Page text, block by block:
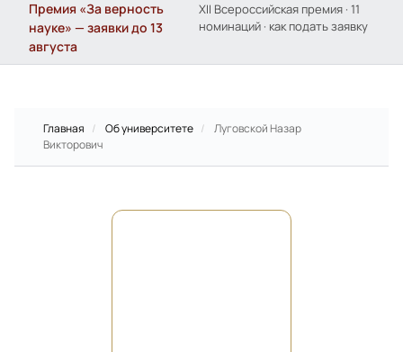
Премия «За верность
науке» — заявки до 13
августа
XII Всероссийская премия · 11
номинаций · как подать заявку
Главная / Об университете /
Луговской Назар
Викторович